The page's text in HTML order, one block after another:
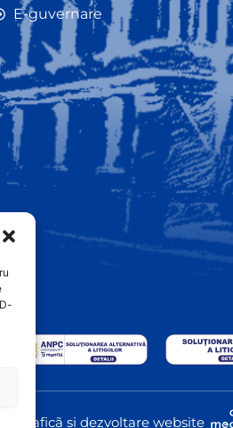
E-guvernare
Graficã și dezvoltare website